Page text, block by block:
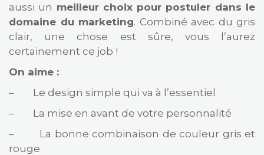
aussi un meilleur choix pour postuler dans le
domaine du marketing. Combiné avec du gris
clair, une chose est sûre, vous l’aurez
certainement ce job !
On aime :
– Le design simple qui va à l’essentiel
– La mise en avant de votre personnalité
– La bonne combinaison de couleur gris et
rouge